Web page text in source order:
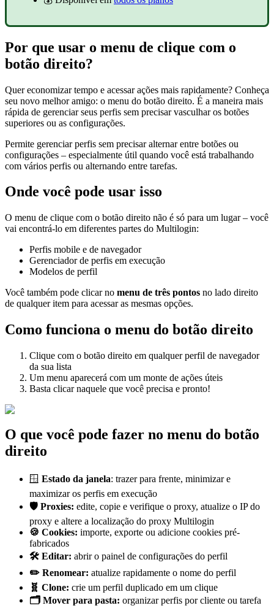
Por que usar o menu de clique com o
botão direito?
Quer economizar tempo e acessar ações mais rapidamente? Conheça
seu novo melhor amigo: o menu do botão direito. É a maneira mais
rápida de gerenciar seus perfis sem precisar vasculhar os botões
superiores ou as configurações.
Permite gerenciar perfis sem precisar alternar entre botões ou
configurações – especialmente útil quando você está trabalhando
com vários perfis ou alternando entre tarefas.
Onde você pode usar isso
O menu de clique com o botão direito não é só para um lugar – você
vai encontrá-lo em diferentes partes do Multilogin:
Perfis mobile e de navegador
Gerenciador de perfis em execução
Modelos de perfil
Você também pode clicar no menu de três pontos no lado direito
de qualquer item para acessar as mesmas opções.
Como funciona o menu do botão direito
Clique com o botão direito em qualquer perfil de navegador
da sua lista
Um menu aparecerá com um monte de ações úteis
Basta clicar naquele que você precisa e pronto!
O que você pode fazer no menu do botão
direito
🪟 Estado da janela: trazer para frente, minimizar e
maximizar os perfis em execução
🛡️ Proxies: edite, copie e verifique o proxy, atualize o IP do
proxy e altere a localização do proxy Multilogin
🍪 Cookies: importe, exporte ou adicione cookies pré-
fabricados
🛠️ Editar: abrir o painel de configurações do perfil
✏️ Renomear: atualize rapidamente o nome do perfil
🧬 Clone: crie um perfil duplicado em um clique
🗂️ Mover para pasta: organizar perfis por cliente ou tarefa